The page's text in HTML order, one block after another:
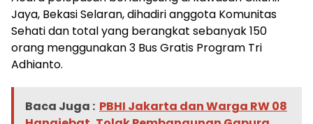
Jaya, Bekasi Selaran, dihadiri anggota Komunitas
Sehati dan total yang berangkat sebanyak 150
orang menggunakan 3 Bus Gratis Program Tri
Adhianto.
Baca Juga : PBHI Jakarta dan Warga RW 08